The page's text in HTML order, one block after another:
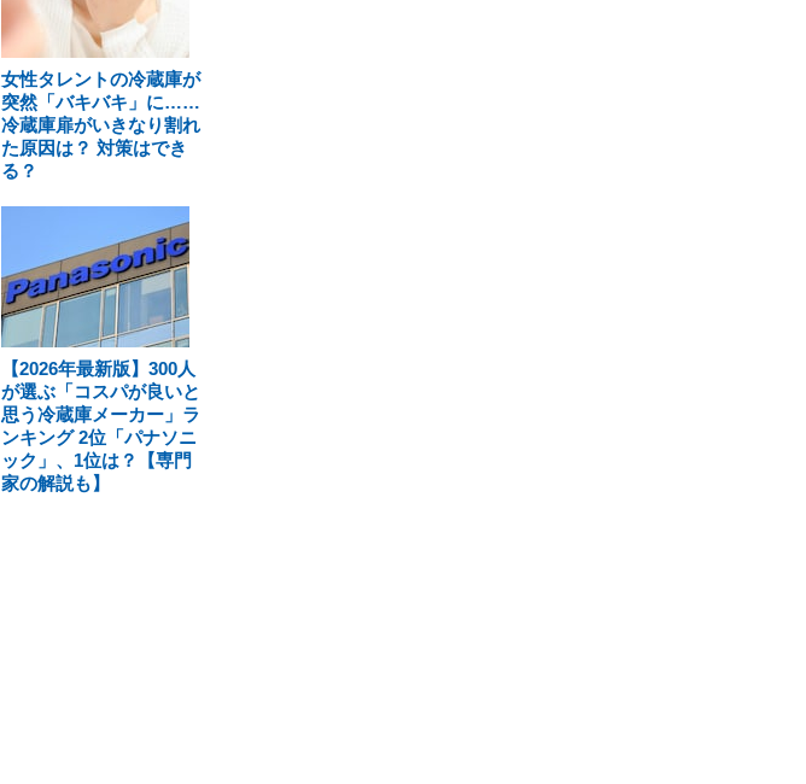
女性タレントの冷蔵庫が
突然「バキバキ」に……
冷蔵庫扉がいきなり割れ
た原因は？ 対策はでき
る？
【2026年最新版】300人
が選ぶ「コスパが良いと
思う冷蔵庫メーカー」ラ
ンキング 2位「パナソニ
ック」、1位は？【専門
家の解説も】